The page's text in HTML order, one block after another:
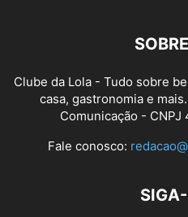
Clube da Lola - Tudo sobre
casa, gastronomia e
Comunicação - CNPJ
Fale conosco: